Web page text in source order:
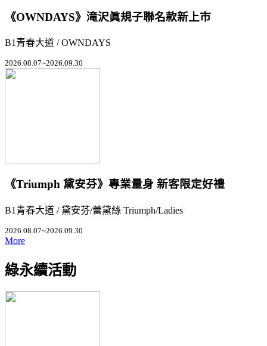
《OWNDAYS》滝沢眞規子聯名款新上市
B1青春大道 / OWNDAYS
2026.08.07~2026.09.30
《Triumph 黛安芬》專業量身 新客限定好禮
B1青春大道 / 黛安芬/蕾黛絲 Triumph/Ladies
2026.08.07~2026.09.30
More
綠永續活動